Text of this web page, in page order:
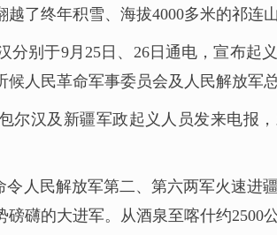
了终年积雪、海拔4000多米的祁连山
别于9月25日、26日通电，宣布起
人民革命军事委员会及人民解放军总
尔汉及新疆军政起义人员发来电报
人民解放军第二、第六两军火速进
礴的大进军。从酒泉至喀什约2500